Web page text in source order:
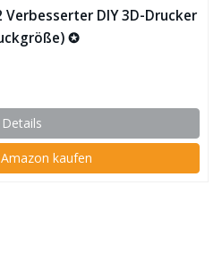
DIY 3D-Drucker
✪
Details
kaufen